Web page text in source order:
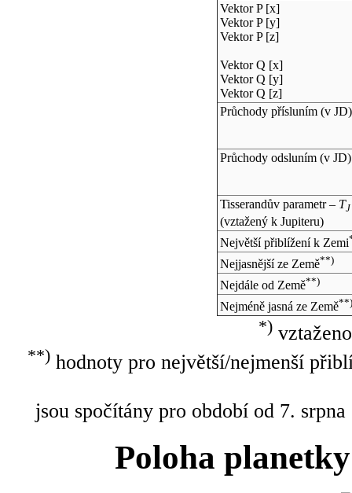
Vektor P [x]
Vektor P [y]
Vektor P [z]
Vektor Q [x]
Vektor Q [y]
Vektor Q [z]
Průchody přísluním (v JD)
Průchody odsluním (v JD)
Tisserandův parametr – TJ
(vztažený k Jupiteru)
Největší přiblížení k Zemi
Nejjasnější ze Země**)
Nejdále od Země**)
Nejméně jasná ze Země**)
*)
**)hodnoty pro největší/nejmenší
jsou spočítány pro období od 7.
Poloha